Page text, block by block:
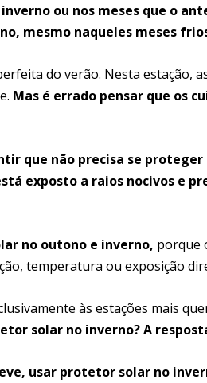
ou nos meses que o
mesmo naqueles meses
do verão. Nesta estação,
Mas é errado pensar que os
que não precisa se
exposto a raios nocivos e
no outono e inverno, porque
temperatura ou exposição
às estações mais
solar no inverno? A
usar protetor solar no